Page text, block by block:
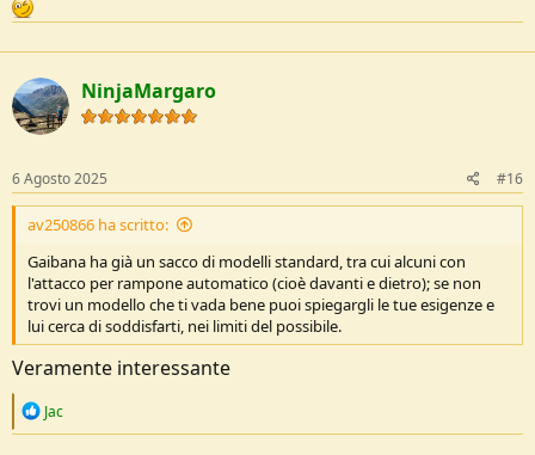
diverse tra tomaia e caviglia... Sono dettagli che fanno la qualità.
trekking, se no non mi permetterei di fare il paragone.
NinjaMargaro
6 Agosto 2025 #16
av250866 ha scritto:
Gaibana ha già un sacco di modelli standard, tra cui alcuni con
l'attacco per rampone automatico (cioè davanti e dietro); se non
trovi un modello che ti vada bene puoi spiegargli le tue esigenze e
lui cerca di soddisfarti, nei limiti del possibile.
Veramente interessante
R
Jac